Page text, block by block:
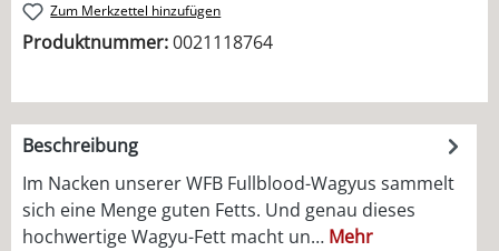
Zum Merkzettel hinzufügen
Produktnummer:0021118764
Beschreibung
Im Nacken unserer WFB Fullblood-Wagyus sammelt
sich eine Menge guten Fetts. Und genau dieses
hochwertige Wagyu-Fett macht un… Mehr